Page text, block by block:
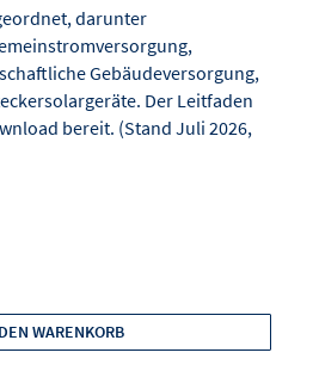
darunter
Gebäudeversorgung,
Der Leitfaden
bereit. (Stand Juli 2026,
WARENKORB